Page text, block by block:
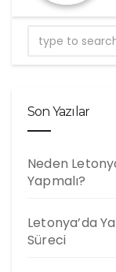
Son Yazılar
Neden
Yapmalı?
Letonya’da
Süreci